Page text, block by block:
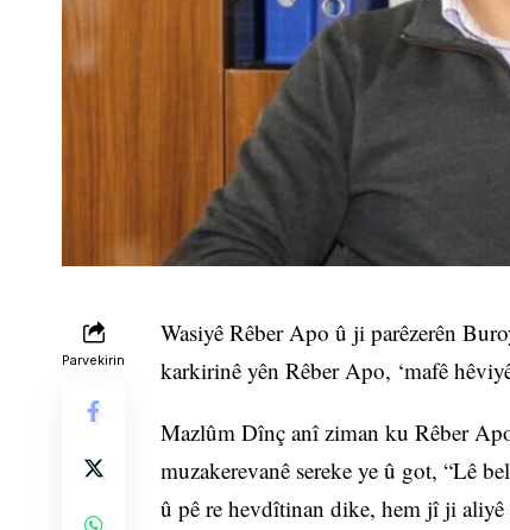
Parvekirin
Wasiyê Rêber Apo û ji parêzerên
karkirinê yên Rêber Apo, ‘mafê
Mazlûm Dînç anî ziman ku Rêber
muzakerevanê sereke ye û got, “Lê
û pê re hevdîtinan dike, hem jî ji aliyê